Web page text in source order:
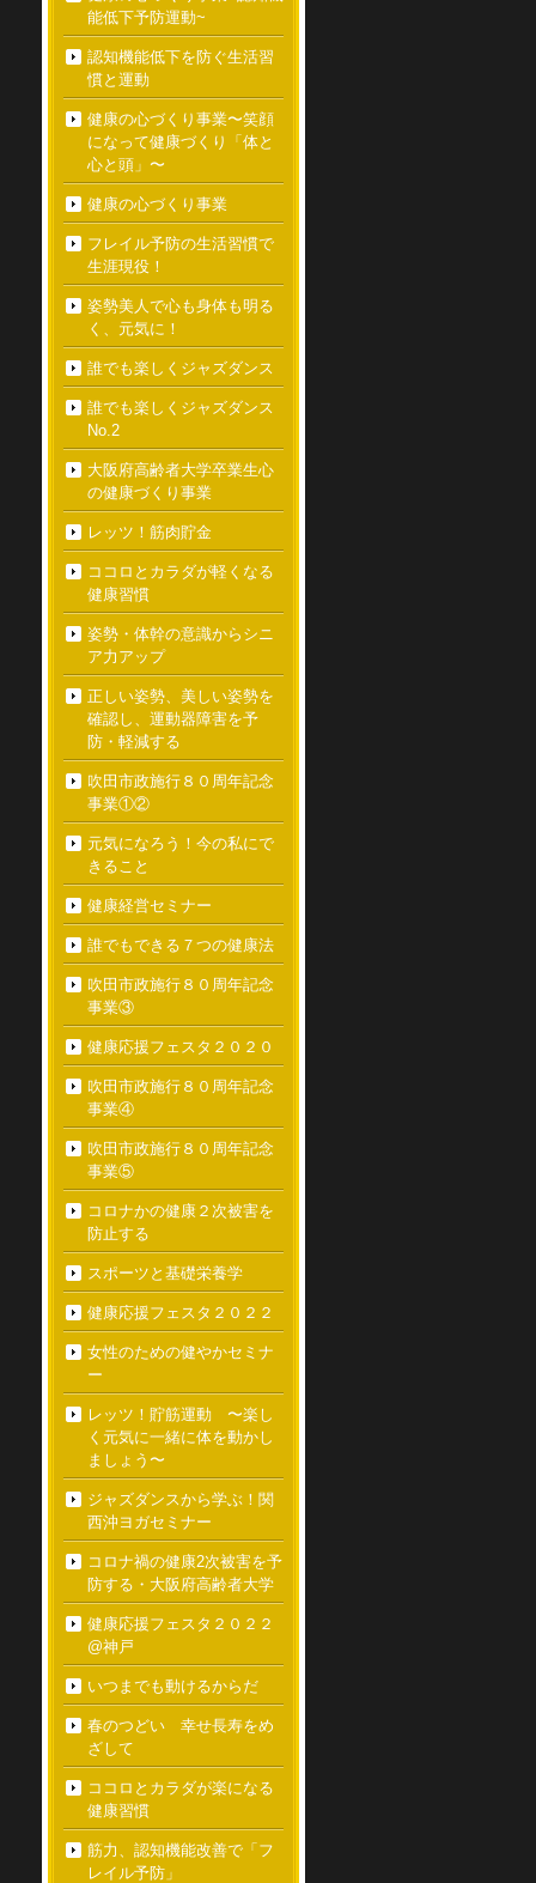
能低下予防運動~
認知機能低下を防ぐ生活習
慣と運動
健康の心づくり事業〜笑顔
になって健康づくり「体と
心と頭」〜
健康の心づくり事業
フレイル予防の生活習慣で
生涯現役！
姿勢美人で心も身体も明る
く、元気に！
誰でも楽しくジャズダンス
誰でも楽しくジャズダンス
No.2
大阪府高齢者大学卒業生心
の健康づくり事業
レッツ！筋肉貯金
ココロとカラダが軽くなる
健康習慣
姿勢・体幹の意識からシニ
ア力アップ
正しい姿勢、美しい姿勢を
確認し、運動器障害を予
防・軽減する
吹田市政施行８０周年記念
事業①②
元気になろう！今の私にで
きること
健康経営セミナー
誰でもできる７つの健康法
吹田市政施行８０周年記念
事業③
健康応援フェスタ２０２０
吹田市政施行８０周年記念
事業④
吹田市政施行８０周年記念
事業⑤
コロナかの健康２次被害を
防止する
スポーツと基礎栄養学
健康応援フェスタ２０２２
女性のための健やかセミナ
ー
レッツ！貯筋運動 〜楽し
く元気に一緒に体を動かし
ましょう〜
ジャズダンスから学ぶ！関
西沖ヨガセミナー
コロナ禍の健康2次被害を予
防する・大阪府高齢者大学
健康応援フェスタ２０２２
@神戸
いつまでも動けるからだ
春のつどい 幸せ長寿をめ
ざして
ココロとカラダが楽になる
健康習慣
筋力、認知機能改善で「フ
レイル予防」